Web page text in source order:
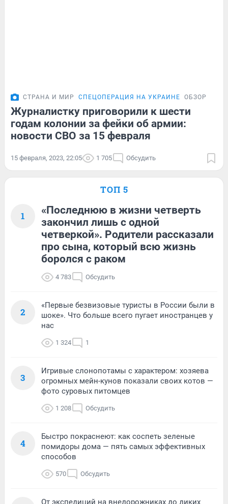
СТРАНА И МИР СПЕЦОПЕРАЦИЯ НА УКРАИНЕ ОБЗОР
Журналистку приговорили к шести
годам колонии за фейки об армии:
новости СВО за 15 февраля
15 февраля, 2023, 22:05 1 705 Обсудить
ТОП 5
1
«Последнюю в жизни четверть
закончил лишь с одной
четверкой». Родители рассказали
про сына, который всю жизнь
боролся с раком
4 783 Обсудить
2
«Первые безвизовые туристы в России были в
шоке». Что больше всего пугает иностранцев у
нас
1 324 1
3
Игривые слонопотамы с характером: хозяева
огромных мейн-кунов показали своих котов —
фото суровых питомцев
1 208 Обсудить
4
Быстро покраснеют: как соспеть зеленые
помидоры дома — пять самых эффективных
способов
570 Обсудить
От экспедиций на внедорожниках до диких